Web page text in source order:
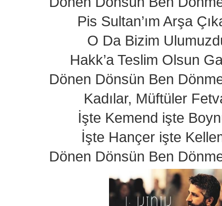
Pis Sultan’ım Arşa
O Da Bizim
Hakk’a Teslim Olsun
Dönen Dönsün Ben
Kadılar, Müftüler
İşte Kemend işte
İşte Hançer işte
Dönen Dönsün Ben